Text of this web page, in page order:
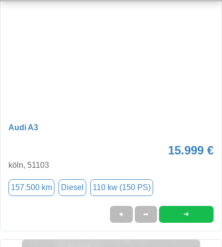
Audi A3
15.999 €
köln, 51103
157.500 km Diesel 110 kw (150 PS)
★ ➦ ➜